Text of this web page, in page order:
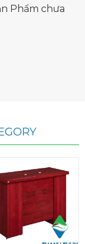
Phẩm chưa